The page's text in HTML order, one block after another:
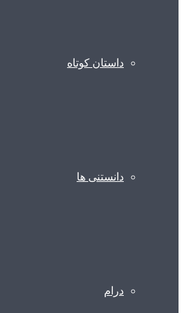
داستان کوتاه
دانستنی ها
درام